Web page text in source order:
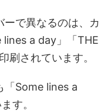
で異なるのは、カ
lines a day」「THE
刷されています。
「Some lines a
す。